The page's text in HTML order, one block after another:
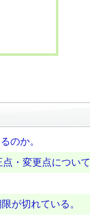
のか。
・変更点について
が切れている。